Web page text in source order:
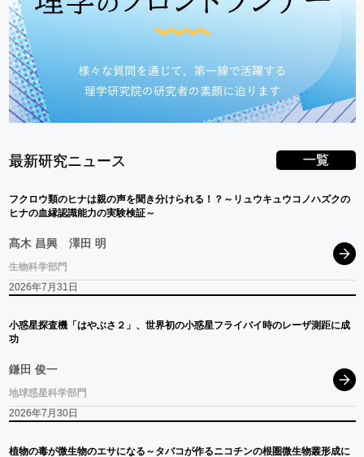
最新研究ニュース
フクロウ類のヒナは親の声を聞き分けられる！？ ～ リュウキュウコノハスクの
ヒナの血縁認識能力の実験検証～
髙木 昌興 澤田 明
生物科学部門
2026年7月31日
小惑星探査機「はやぶさ ２」、 世界初の小惑星フライバイ時のレーザ測距に成
功
鎌田 俊一
地球惑星科学部門
2026年7月30日
植物の毒が微生物のエサになる ～ タバコが作るニコチンの根圏微生物叢形成に
一覧